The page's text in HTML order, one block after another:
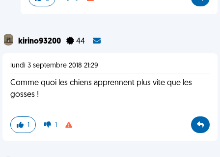
kirino93200 44
lundi 3 septembre 2018 21:29
Comme quoi les chiens apprennent plus vite que les
gosses !
1 1